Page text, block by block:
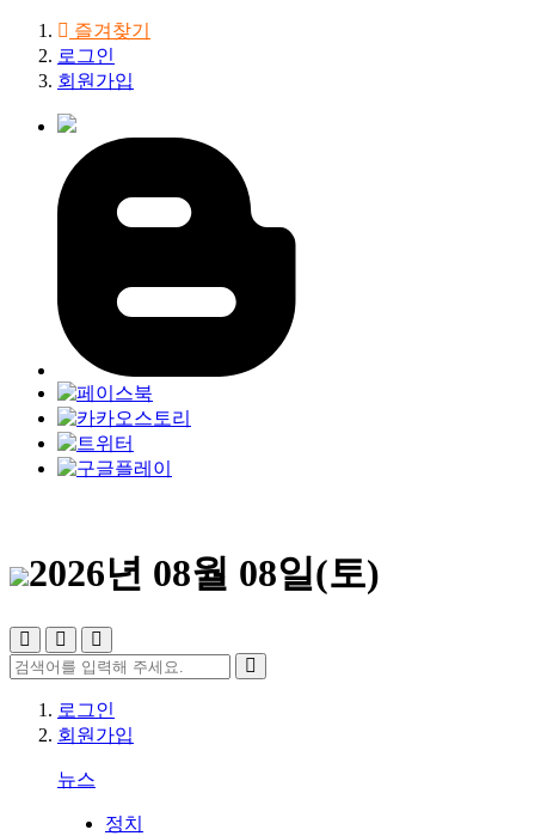
즐겨찾기
로그인
회원가입
2026년 08월 08일(토)
로그인
회원가입
뉴스
정치